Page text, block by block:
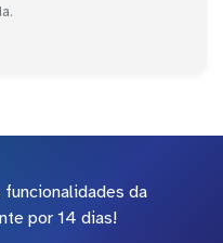
funcionalidades da
por 14 dias!